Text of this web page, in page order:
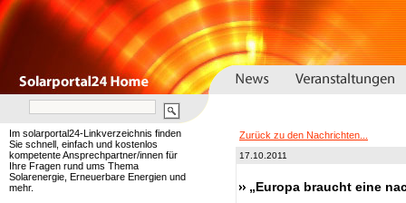
Im solarportal24-Linkverzeichnis finden
Sie schnell, einfach und kostenlos
kompetente Ansprechpartner/innen für
Ihre Fragen rund ums Thema
Solarenergie, Erneuerbare Energien und
mehr.
Zurück zu den Nachrichten...
17.10.2011
„Europa braucht eine